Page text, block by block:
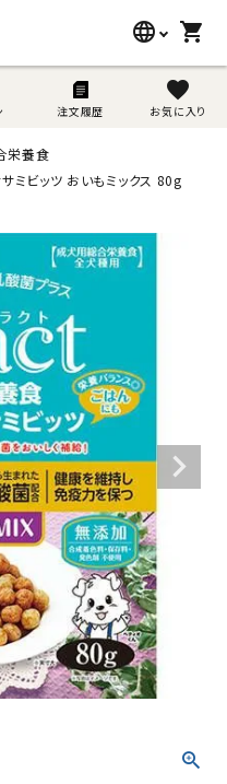
language shopping_cart
注文履歴
favorite
お気に入り
search
person 新規会員登録
栄養食
ミビッツ おいもミックス 80g